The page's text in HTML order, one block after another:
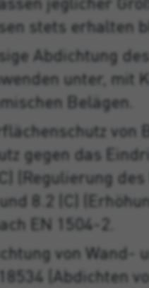
stets erhalten
Abdichtung
unter, mit
Belägen.
von
gegen das
(Regulierung
8.2 (C)
EN 1504-2.
von Wand-
(Abdichten